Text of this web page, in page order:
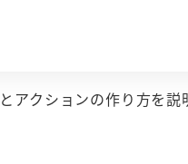
クションの作り方を説